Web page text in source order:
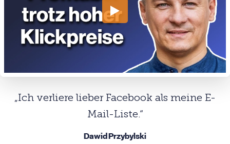
„Ich verliere lieber Facebook als meine E-
Mail-Liste.“
Dawid Przybylski